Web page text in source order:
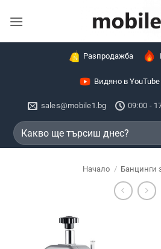
Разпродажба
Видяно в
sales@mobile1.bg 09:00 -
Търсене
за:
Начало / Банцинги